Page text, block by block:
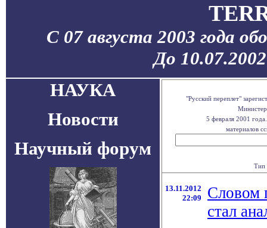
С 07 августа 2003 года
До
НАУКА
Новости
Научный форум
"Русский переплет"
5 февраля 2001
материалов
Тип
13.11.2012
22:09
Словом
стал